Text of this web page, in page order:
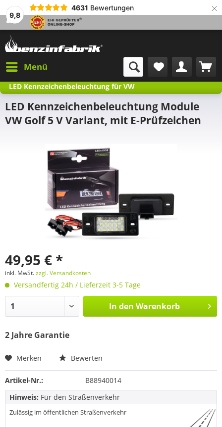
9,8
4631 Bewertungen ×
Menü
LED Kennzeichenbeleuchtung für VW
LED Kennzeichenbeleuchtung Module
VW Golf 5 V Variant, mit E-Prüfzeichen
49,95 € *
inkl. MwSt.zzgl. Versandkosten
Versandfertig 24h / Lieferzeit 3-5 Tage
In den Warenkorb
2 Jahre Garantie
Merken Bewerten
Artikel-Nr.:
B88940014
Hinweis: Für den Straßenverkehr
Zulässig im öffentlichen Straßenverkehr